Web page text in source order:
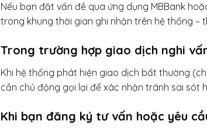
Nếu bạn đặt vấn đề qua ứng dụng MBBank
trong khung thời gian ghi nhận trên hệ thống –
Trong trường hợp giao dịch nghi
Khi hệ thống phát hiện giao dịch bất thường
cần chủ động gọi lại để xác nhận tránh sai sót
Khi bạn đăng ký tư vấn hoặc yêu